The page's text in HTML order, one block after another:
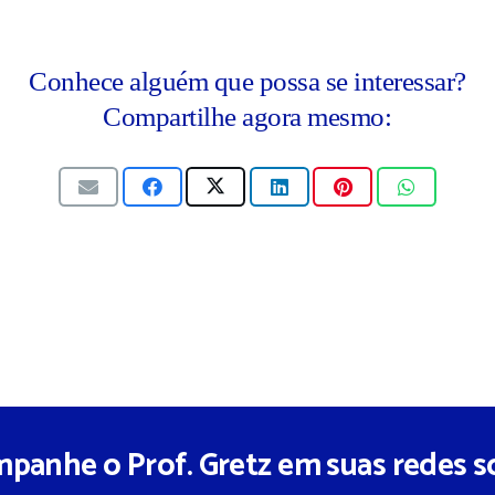
Conhece alguém que possa se interessar?
Compartilhe agora mesmo:
o Prof. Gretz em suas redes